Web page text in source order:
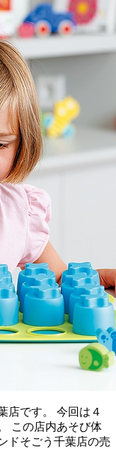
店です。 今回は４
この店内あそび体
ドそごう千葉店の売